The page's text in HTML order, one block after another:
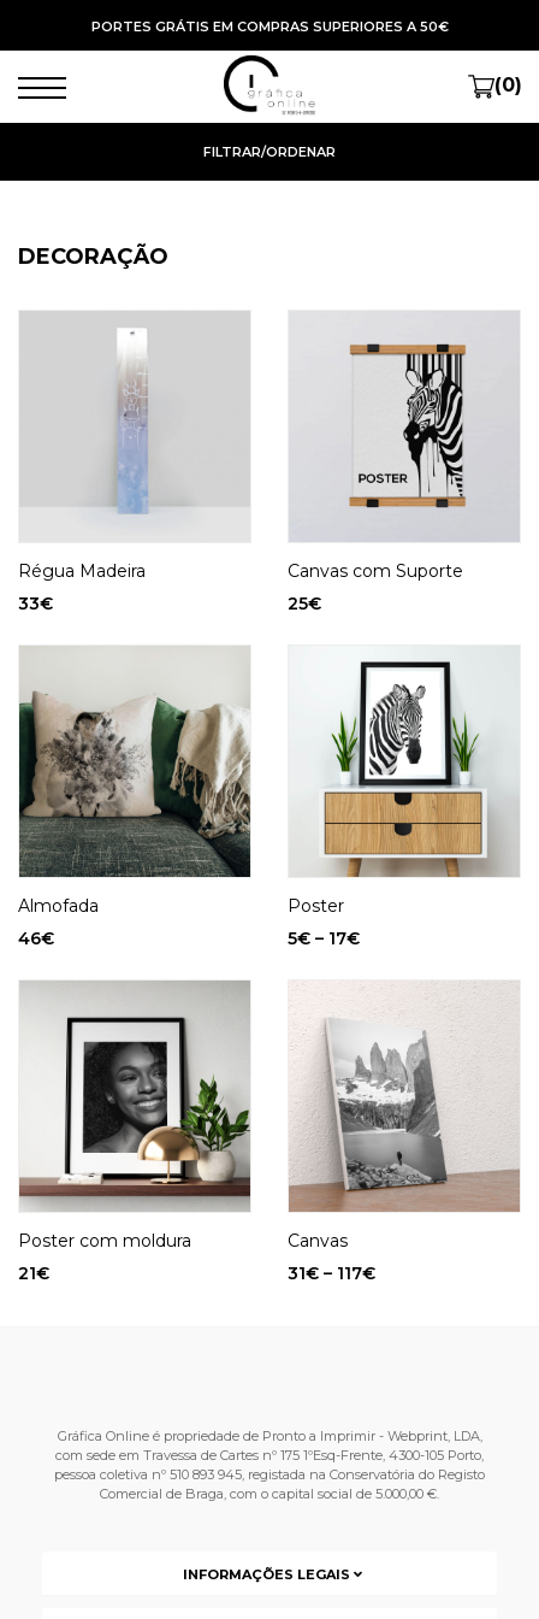
PORTES GRÁTIS EM COMPRAS SUPERIORES A 50€
(0)
FILTRAR/ORDENAR
DECORAÇÃO
Régua Madeira
33€
Canvas com Suporte
25€
Almofada
46€
Poster
5€ – 17€
Poster com moldura
21€
Canvas
31€ – 117€
Gráfica Online é propriedade de Pronto a Imprimir - Webprint, LDA,
com sede em Travessa de Cartes nº 175 1ºEsq-Frente, 4300-105 Porto,
pessoa coletiva nº 510 893 945, registada na Conservatória do Registo
Comercial de Braga, com o capital social de 5.000,00 €.
INFORMAÇÕES LEGAIS